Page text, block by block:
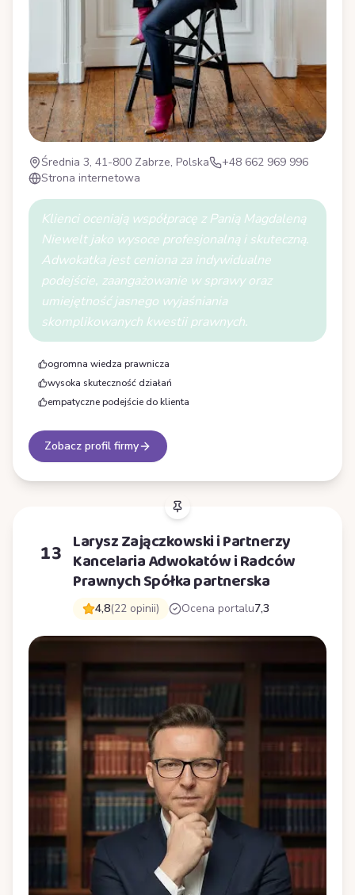
Średnia 3, 41-800 Zabrze, Polska
+48 662 969 996
Strona internetowa
Klienci oceniają współpracę z Panią Magdaleną
Niewelt jako wysoce profesjonalną i skuteczną.
Adwokatka jest ceniona za indywidualne
podejście, zaangażowanie w sprawy oraz
umiejętność jasnego wyjaśniania
skomplikowanych kwestii prawnych.
ogromna wiedza prawnicza
wysoka skuteczność działań
empatyczne podejście do klienta
Zobacz profil firmy
13 Larysz Zajączkowski i Partnerzy
Kancelaria Adwokatów i Radców
Prawnych Spółka partnerska
4,8(22 opinii) Ocena portalu7,3